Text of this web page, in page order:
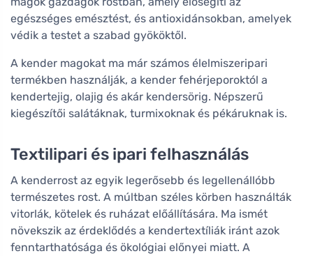
egészséges emésztést, és antioxidánsokban, amelyek
védik a testet a szabad gyököktől.
A kender magokat ma már számos élelmiszeripari
termékben használják, a kender fehérjeporoktól a
kendertejig, olajig és akár kendersörig. Népszerű
kiegészítői salátáknak, turmixoknak és pékáruknak is.
Textilipari és ipari felhasználás
A kenderrost az egyik legerősebb és legellenállóbb
természetes rost. A múltban széles körben használták
vitorlák, kötelek és ruházat előállítására. Ma ismét
növekszik az érdeklődés a kendertextíliák iránt azok
fenntarthatósága és ökológiai előnyei miatt. A